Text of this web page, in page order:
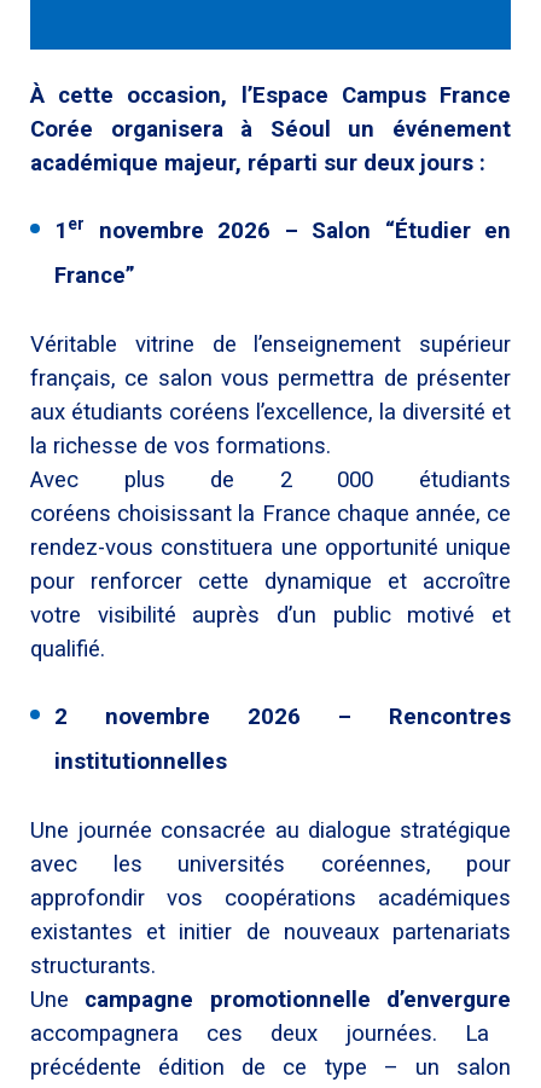
À cette occasion, l’Espace Campus France
Corée organisera à Séoul un événement
académique majeur, réparti sur deux jours :
1 er
novembre 2026 – Salon “Étudier en
France”
Véritable vitrine de l’enseignement supérieur
français, ce salon vous permettra de présenter
aux étudiants coréens l’excellence, la diversité et
la richesse de vos formations.
Avec plus de 2 000 étudiants
coréens choisissant la France chaque année, ce
rendez-vous constituera une opportunité unique
pour renforcer cette dynamique et accroître
votre visibilité auprès d’un public motivé et
qualifié.
2 novembre 2026 – Rencontres
institutionnelles
Une journée consacrée au dialogue stratégique
avec les universités coréennes, pour
approfondir vos coopérations académiques
existantes et initier de nouveaux partenariats
structurants.
Une campagne promotionnelle d’envergure
accompagnera ces deux journées. La
précédente édition de ce type – un salon